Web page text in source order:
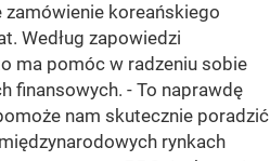
koreańskiego
Według zapowiedzi
ma pomóc w radzeniu sobie
finansowych. - To naprawdę
nam skutecznie poradzić
rynkach